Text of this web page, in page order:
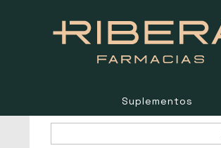
Suplementos